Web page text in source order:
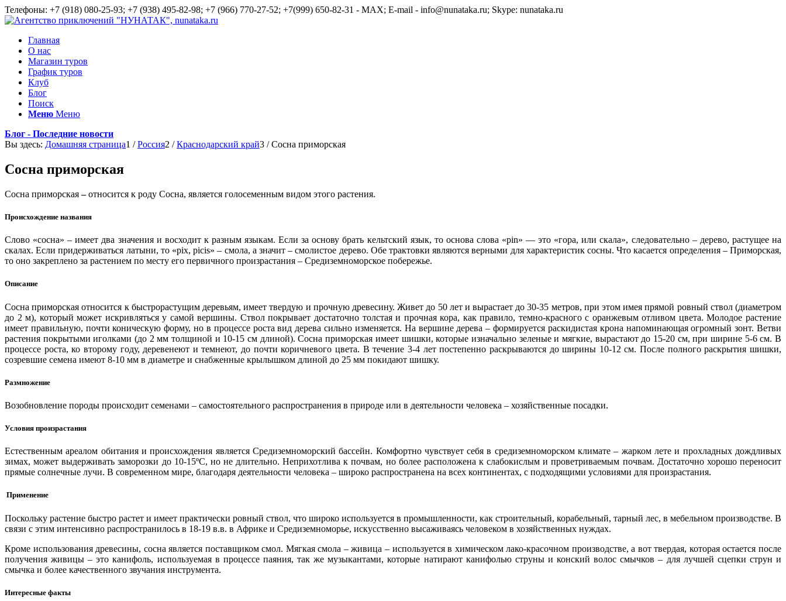
Телефоны: +7 (918) 080-25-93; +7 (938) 495-82-98; +7 (966) 770-27-52; +7(999) 650-82-31 - MAX; E-mail - info@nunataka.ru; Skype: nunataka.ru
Главная
О нас
Магазин туров
График туров
Клуб
Блог
Поиск
Меню Меню
Блог - Последние новости
Вы здесь: Домашняя страница1 / Россия2 / Краснодарский край3 / Сосна приморская
Сосна приморская
Сосна приморская–относится к роду Сосна, является голосеменным видом этого растения.
Происхождение названия
Слово «сосна» – имеет два значения и восходит к разным языкам. Если за основу брать кельтский язык, то основа слова «pin» — это «гора, или скала», следовательно – дерево, растущее на
скалах. Если придерживаться латыни, то «pix, picis» – смола, а значит – смолистое дерево. Обе трактовки являются верными для характеристик сосны. Что касается определения – Приморская,
то оно закреплено за растением по месту его первичного произрастания – Средиземноморское побережье.
Описание
Сосна приморская относится к быстрорастущим деревьям, имеет твердую и прочную древесину. Живет до 50 лет и вырастает до 30-35 метров, при этом имея прямой ровный ствол (диаметром
до 2 м), который может искривляться у самой вершины. Ствол покрывает достаточно толстая и прочная кора, как правило, темно-красного с оранжевым отливом цвета. Молодое растение
имеет правильную, почти коническую форму, но в процессе роста вид дерева сильно изменяется. На вершине дерева – формируется раскидистая крона напоминающая огромный зонт. Ветви
растения покрытыми иголками (до 2 мм толщиной и 10-15 см длиной). Сосна приморская имеет шишки, которые изначально зеленые и мягкие, вырастают до 15-20 см, при ширине 5-6 см. В
процессе роста, ко второму году, деревенеют и темнеют, до почти коричневого цвета. В течение 3-4 лет постепенно раскрываются до ширины 10-12 см. После полного раскрытия шишки,
созревшие семена имеют 8-10 мм в диаметре и снабженные крылышком длиной до 25 мм покидают шишку.
Размножение
Возобновление породы происходит семенами – самостоятельного распространения в природе или в деятельности человека – хозяйственные посадки.
Условия произрастания
Естественным ареалом обитания и происхождения является Средиземноморский бассейн. Комфортно чувствует себя в средиземноморском климате – жарком лете и прохладных дождливых
зимах, может выдерживать заморозки до 10-15ºС, но не длительно. Неприхотлива к почвам, но более расположена к слабокислым и проветриваемым почвам. Достаточно хорошо переносит
прямые солнечные лучи. В современном мире, благодаря деятельности человека – широко распространена на всех континентах, с подходящими условиями для произрастания.
Применение
Поскольку растение быстро растет и имеет практически ровный ствол, что широко используется в промышленности, как строительный, корабельный, тарный лес, в мебельном производстве. В
связи с этим интенсивно распространилось в 18-19 в.в. в Африке и Средиземноморье, искусственно высаживаясь человеком в хозяйственных нуждах.
Кроме использования древесины, сосна является поставщиком смол. Мягкая смола – живица – используется в химическом лако-красочном производстве, а вот твердая, которая остается после
получения живицы – это канифоль, используемая в процессе паяния, так же музыкантами, которые натирают канифолью струны и конский волос смычков – для лучшей сцепки струн и
смычка и более качественного звучания инструмента.
Интересные факты